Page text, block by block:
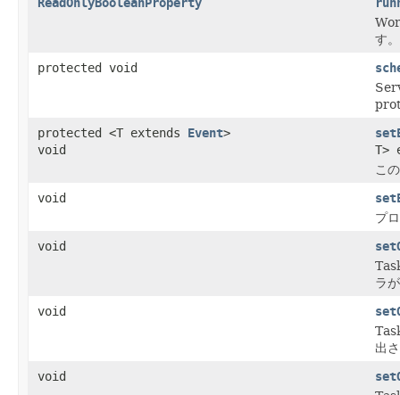
す。
protected void
protected <T extends Event>
void
T>
こ
void
プ
void
ラ
void
出
void